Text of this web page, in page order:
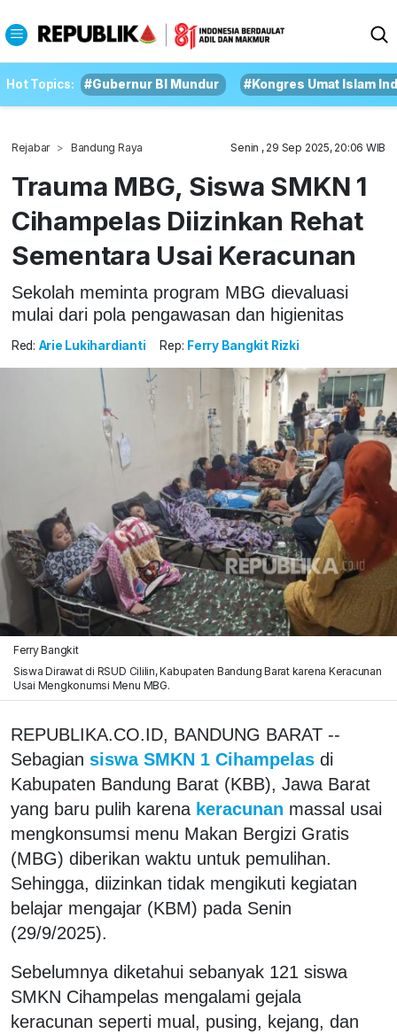
Hot Topics: #Gubernur BI Mundur #Kongres Umat Islam
Rejabar Bandung Raya Senin , 29 Sep 2025, 20:06 WIB
Trauma MBG, Siswa SMKN 1
Cihampelas Diizinkan Rehat
Sementara Usai Keracunan
Sekolah meminta program MBG dievaluasi
mulai dari pola pengawasan dan higienitas
Red: Arie Lukihardianti Rep: Ferry Bangkit Rizki
Ferry Bangkit
Siswa Dirawat di RSUD Cililin, Kabupaten Bandung Barat karena Keracunan
Usai Mengkonumsi Menu MBG.
REPUBLIKA.CO.ID, BANDUNG BARAT --
Sebagian siswa SMKN 1 Cihampelas di
Kabupaten Bandung Barat (KBB), Jawa Barat
yang baru pulih karena keracunan massal usai
mengkonsumsi menu Makan Bergizi Gratis
(MBG) diberikan waktu untuk pemulihan.
Sehingga, diizinkan tidak mengikuti kegiatan
belajar mengajar (KBM) pada Senin
(29/9/2025).
Sebelumnya diketahui sebanyak 121 siswa
SMKN Cihampelas mengalami gejala
keracunan seperti mual, pusing, kejang, dan